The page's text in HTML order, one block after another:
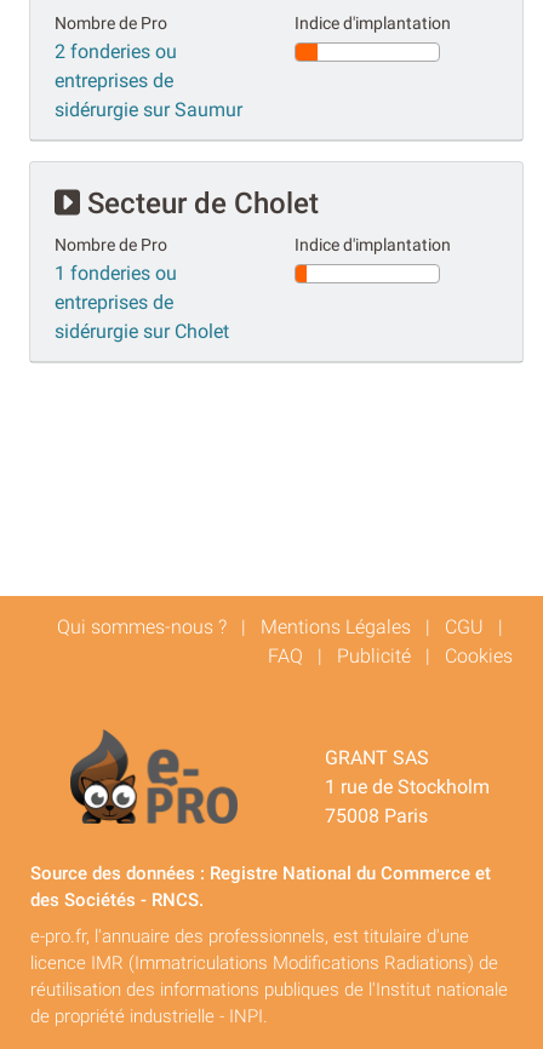
Nombre de Pro
2 fonderies ou
entreprises de
sidérurgie sur Saumur
Indice d'implantation
Secteur de Cholet
Nombre de Pro
1 fonderies ou
entreprises de
sidérurgie sur Cholet
Indice d'implantation
Qui sommes-nous ? | Mentions Légales | CGU |
FAQ | Publicité | Cookies
GRANT SAS
1 rue de Stockholm
75008 Paris
Source des données : Registre National du Commerce et
des Sociétés - RNCS.
e-pro.fr, l'annuaire des professionnels, est titulaire d'une
licence IMR (Immatriculations Modifications Radiations) de
réutilisation des informations publiques de l'Institut nationale
de propriété industrielle - INPI.